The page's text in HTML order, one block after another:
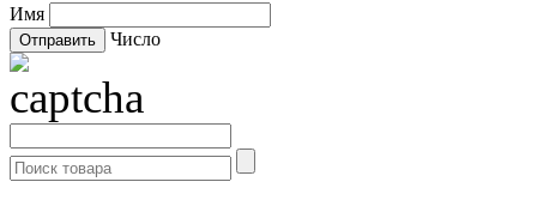
Имя
Число